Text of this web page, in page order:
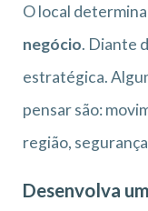
O local
negócio. Diante
estratégica.
pensar são:
região,
Desenvolva